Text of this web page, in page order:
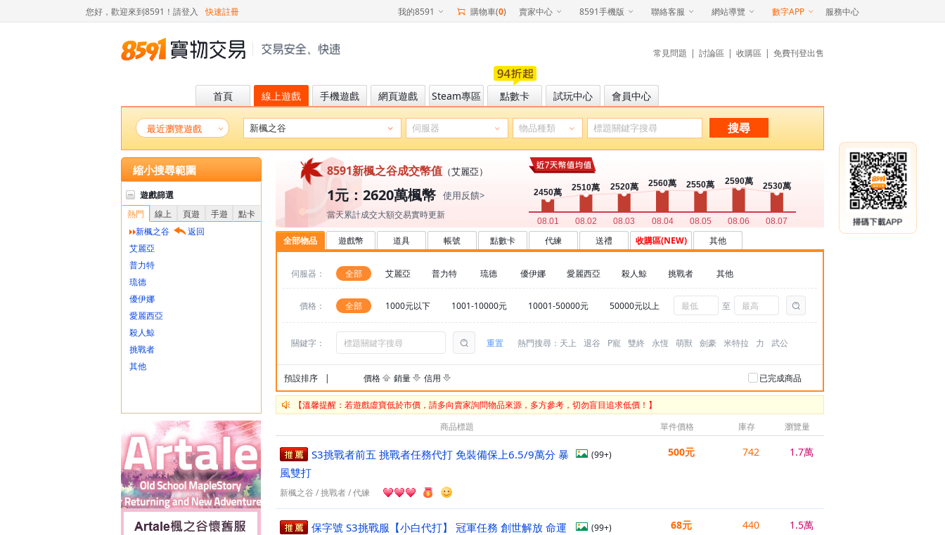
您好，歡迎來到8591！ 請登入 快速註冊 我的8591 購物車(0) 賣家中心 8591手機版 聯絡客服 網站導覽 數字APP 服務中心
常見問題 | 討論區 | 收購區 | 免費刊登出售
首頁 線上遊戲 手機遊戲 網頁遊戲 Steam專區 點數卡 試玩中心 會員中心
最近瀏覽遊戲 搜尋
縮小搜尋範圍
遊戲篩選
熱門
線上 頁遊 手遊
點卡
新楓之谷
返回
艾麗亞
普力特
琉德
優伊娜
愛麗西亞
殺人鯨
挑戰者
其他
8591新楓之谷成交幣值 （艾麗亞）
1元：2620萬楓幣 使用反饋>
當天累計成交大額交易實時更新
全部物品 遊戲幣 道具 帳號 點數卡 代練 送禮 收購區(NEW) 其他
伺服器： 全部 艾麗亞 普力特 琉德 優伊娜 愛麗西亞 殺人鯨 挑戰者 其他
價格： 全部 1000元以下 1001-10000元 10001-50000元 50000元以上 至
關鍵字： 重置 熱門搜尋： 天上 退谷 P寵 雙終 永恆 萌獸 劍豪 米特拉 力 武公
預設排序 | 價格 銷量 信用 已完成商品
【溫馨提醒：若遊戲虛寶低於市價，請多向賣家詢問物品來源，多方參考，切勿盲目追求低價！】
商品標題
單件價格 庫存 瀏覽量
S3挑戰者前五 挑戰者任務代打 免裝備保上6.5/9萬分 暴
風雙打
(99+)
新楓之谷 /挑戰者/代練
500元 742 1.7萬
保字號 S3挑戰服【小白代打】 冠軍任務 創世解放 命運
(99+) 68元 440 1.5萬